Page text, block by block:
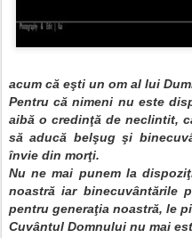
acum că eşti un om al lui
Pentru că nimeni nu este
aibă o credinţă de neclintit,
să aducă belşug şi
învie din morţi.
Nu ne mai punem la
noastră iar binecuvântările
pentru generaţia noastră, le
Cuvântul Domnului nu mai